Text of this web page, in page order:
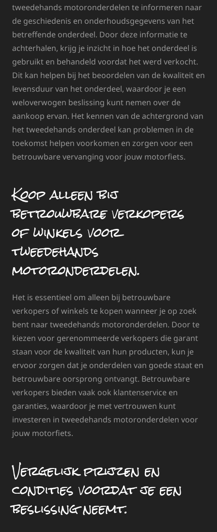
tweedehands motoronderdelen te informeren naar
de geschiedenis en onderhoudsgegevens van het
betreffende onderdeel. Door deze informatie te
achterhalen, krijg je inzicht in hoe het onderdeel is
gebruikt en behandeld voordat het werd verkocht.
Dit kan helpen bij het beoordelen van de kwaliteit en
levensduur van het onderdeel, waardoor je een
weloverwogen beslissing kunt nemen over de
aankoop ervan. Het kennen van de achtergrond van
het tweedehands onderdeel kan problemen in de
toekomst helpen voorkomen en zorgen voor een
betrouwbare vervanging voor jouw motorfiets.
Koop alleen bij
betrouwbare verkopers
of winkels voor
tweedehands
motoronderdelen.
Het is essentieel om alleen bij betrouwbare
verkopers of winkels te kopen wanneer je op zoek
bent naar tweedehands motoronderdelen. Door te
kiezen voor gerenommeerde verkopers die garant
staan voor de kwaliteit van hun producten, kun je
ervoor zorgen dat je onderdelen van goede staat en
betrouwbare oorsprong ontvangt. Betrouwbare
verkopers bieden vaak ook klantenservice en
garanties, waardoor je met vertrouwen kunt
investeren in tweedehands motoronderdelen voor
jouw motorfiets.
Vergelijk prijzen en
condities voordat je een
beslissing neemt.